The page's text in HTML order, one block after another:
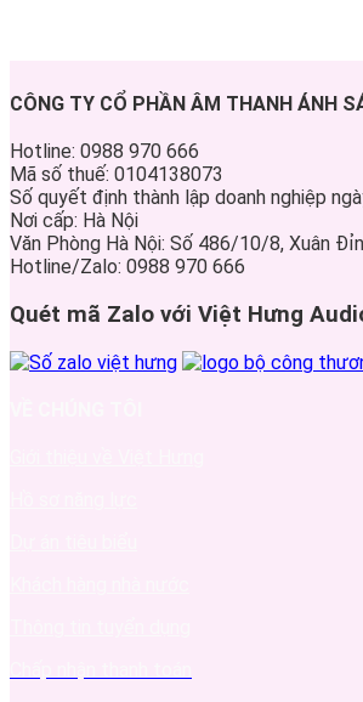
CÔNG TY CỔ PHẦN ÂM THANH ÁNH
Hotline: 0988 970 666
Mã số thuế: 0104138073
Số quyết định thành lập doanh nghiệp
Nơi cấp: Hà Nội
Văn Phòng Hà Nội: Số 486/10/8, Xuân
Hotline/Zalo: 0988 970 666
Quét mã Zalo với Việt Hưng